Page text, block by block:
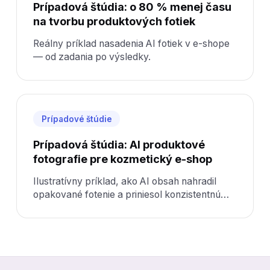
Prípadová štúdia: o 80 % menej času
na tvorbu produktových fotiek
Reálny príklad nasadenia AI fotiek v e-shope
— od zadania po výsledky.
Prípadové štúdie
Prípadová štúdia: AI produktové
fotografie pre kozmetický e-shop
Ilustratívny príklad, ako AI obsah nahradil
opakované fotenie a priniesol konzistentnú